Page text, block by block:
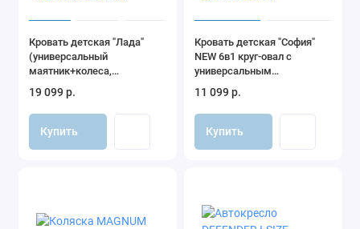
Кровать детская "Лада"
(универсальный
маятник+колеса,
(кашемир)
19 099 р.
Купить
Кровать детская "София"
NEW 6в1 круг-овал с
универсальным
натуральный арт.106601-6)
11 099 р.
Купить